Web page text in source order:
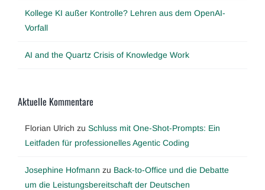
Kollege KI außer Kontrolle? Lehren aus dem OpenAI-
Vorfall
AI and the Quartz Crisis of Knowledge Work
Aktuelle Kommentare
Florian Ulrich zu Schluss mit One-Shot-Prompts: Ein
Leitfaden für professionelles Agentic Coding
Josephine Hofmann zu Back-to-Office und die Debatte
um die Leistungsbereitschaft der Deutschen